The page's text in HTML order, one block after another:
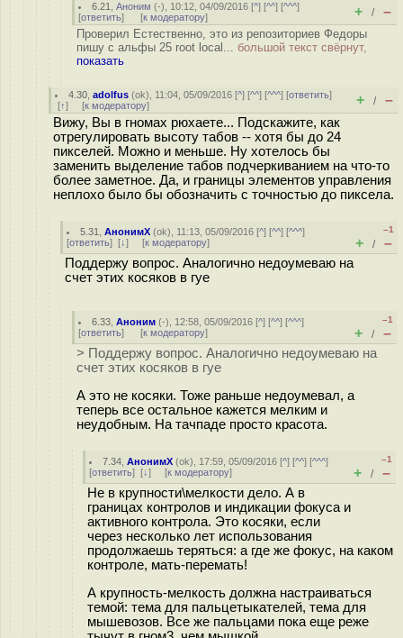
6.21 ,Аноним (-), 10:12, 04/09/2016 [^] [^^] [^^^]
[ответить] [к модератору] + / –
Проверил Естественно, это из репозиториев Федоры
пишу с альфы 25 root local... большой текст свёрнут,
показать
4.30 ,adolfus (ok), 11:04, 05/09/2016 [^] [^^] [^^^] [ответить]
[↑] [к модератору] + / –
Вижу, Вы в гномах рюхаете... Подскажите, как
отрегулировать высоту табов -- хотя бы до 24
пикселей. Можно и меньше. Ну хотелось бы
заменить выделение табов подчеркиванием на что-то
более заметное. Да, и границы элементов управления
неплохо было бы обозначить с точностью до пиксела.
5.31 ,АнонимХ (ok), 11:13, 05/09/2016 [^] [^^] [^^^]
[ответить] [↓] [к модератору]
–1
+ / –
Поддержу вопрос. Аналогично недоумеваю на
счет этих косяков в гуе
6.33 ,Аноним (-), 12:58, 05/09/2016 [^] [^^] [^^^]
[ответить] [к модератору]
–1
+ / –
> Поддержу вопрос. Аналогично недоумеваю на
счет этих косяков в гуе
А это не косяки. Тоже раньше недоумевал, а
теперь все остальное кажется мелким и
неудобным. На тачпаде просто красота.
7.34 ,АнонимХ (ok), 17:59, 05/09/2016 [^] [^^] [^^^]
[ответить] [↓] [к модератору]
–1
+ / –
Не в крупности\мелкости дело. А в
границах контролов и индикации фокуса и
активного контрола. Это косяки, если
через несколько лет использования
продолжаешь теряться: а где же фокус, на каком
контроле, мать-перемать!
А крупность-мелкость должна настраиваться
темой: тема для пальцетыкателей, тема для
мышевозов. Все же пальцами пока еще реже